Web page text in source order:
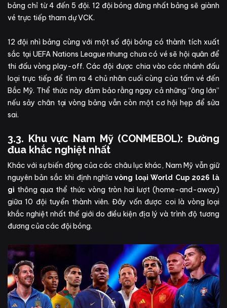
bảng chỉ từ 4 đến 5 đội. 12 đội bóng đứng nhất bảng sẽ giành
vé trực tiếp tham dự VCK.
12 đội nhì bảng cùng với một số đội bóng có thành tích xuất
sắc tại UEFA Nations League nhưng chưa có vé sẽ hội quân để
thi đấu vòng play-off. Các đội được chia vào các nhánh đấu
loại trực tiếp để tìm ra 4 chủ nhân cuối cùng của tấm vé đến
Bắc Mỹ. Thể thức này đảm bảo rằng ngay cả những “ông lớn”
nếu sảy chân tại vòng bảng vẫn còn một cơ hội hẹp để sửa
sai.
3.3. Khu vực Nam Mỹ (CONMEBOL): Đường
đua khắc nghiệt nhất
Khác với sự biến động của các châu lục khác, Nam Mỹ vẫn giữ
nguyên bản sắc khi định nghĩavòng loại World Cup 2026 là
gì thông qua thể thức vòng tròn hai lượt (home-and-away)
giữa 10 đội tuyển thành viên. Đây vốn được coi là vòng loại
khắc nghiệt nhất thế giới do điều kiện địa lý và trình độ tương
đương của các đội bóng.